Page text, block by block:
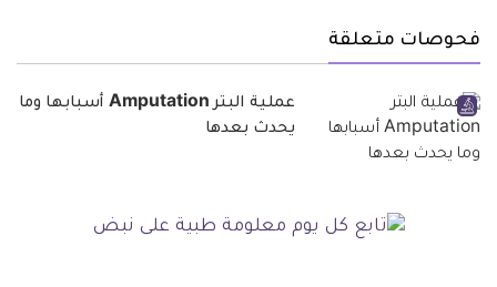
فحوصات متعلقة
عملية البتر Amputation أسبابها وما
يحدث بعدها